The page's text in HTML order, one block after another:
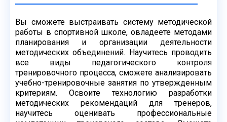
Вы сможете выстраивать систему методической
работы в спортивной школе, овладеете методами
планирования и организации деятельности
методических объединений. Научитесь проводить
все виды педагогического контроля
тренировочного процесса, сможете анализировать
учебно-тренировочные занятия по утвержденным
критериям. Освоите технологию разработки
методических рекомендаций для тренеров,
научитесь оценивать профессиональные